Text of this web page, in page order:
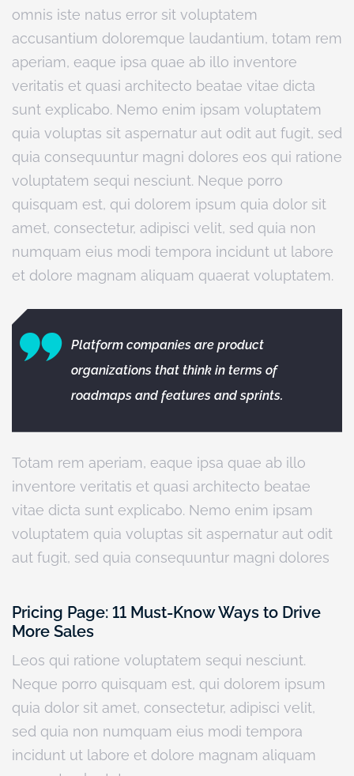
omnis iste natus error sit voluptatem
accusantium doloremque laudantium, totam rem
aperiam, eaque ipsa quae ab illo inventore
veritatis et quasi architecto beatae vitae dicta
sunt explicabo. Nemo enim ipsam voluptatem
quia voluptas sit aspernatur aut odit aut fugit, sed
quia consequuntur magni dolores eos qui ratione
voluptatem sequi nesciunt. Neque porro
quisquam est, qui dolorem ipsum quia dolor sit
amet, consectetur, adipisci velit, sed quia non
numquam eius modi tempora incidunt ut labore
et dolore magnam aliquam quaerat voluptatem.
Platform companies are product
organizations that think in terms of
roadmaps and features and sprints.
Totam rem aperiam, eaque ipsa quae ab illo
inventore veritatis et quasi architecto beatae
vitae dicta sunt explicabo. Nemo enim ipsam
voluptatem quia voluptas sit aspernatur aut odit
aut fugit, sed quia consequuntur magni dolores
Pricing Page: 11 Must-Know Ways to Drive
More Sales
Leos qui ratione voluptatem sequi nesciunt.
Neque porro quisquam est, qui dolorem ipsum
quia dolor sit amet, consectetur, adipisci velit,
sed quia non numquam eius modi tempora
incidunt ut labore et dolore magnam aliquam